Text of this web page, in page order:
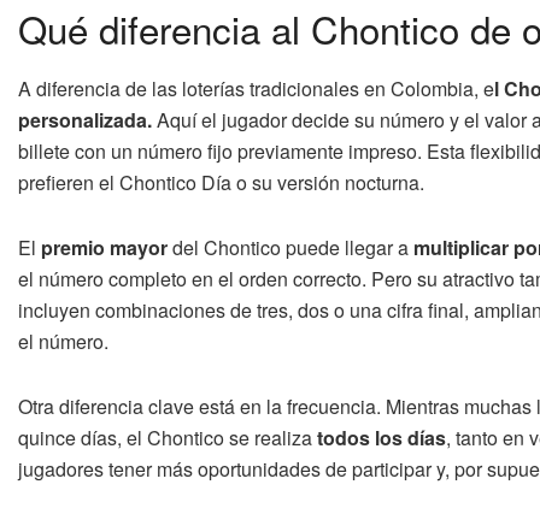
Qué diferencia al Chontico de
A diferencia de las loterías tradicionales en Colombia, el
personalizada.Aquí el jugador decide su número y el valor
billete con un número fijo previamente impreso. Esta
prefieren el Chontico Día o su versión nocturna.
El premio mayordel Chontico puede llegar a multiplicar
el número completo en el orden correcto. Pero su atractivo
incluyen combinaciones de tres, dos o una cifra final,
el número.
Otra diferencia clave está en la frecuencia. Mientras
quince días, el Chontico se realizatodos los días, tanto en
jugadores tener más oportunidades de participar y, por